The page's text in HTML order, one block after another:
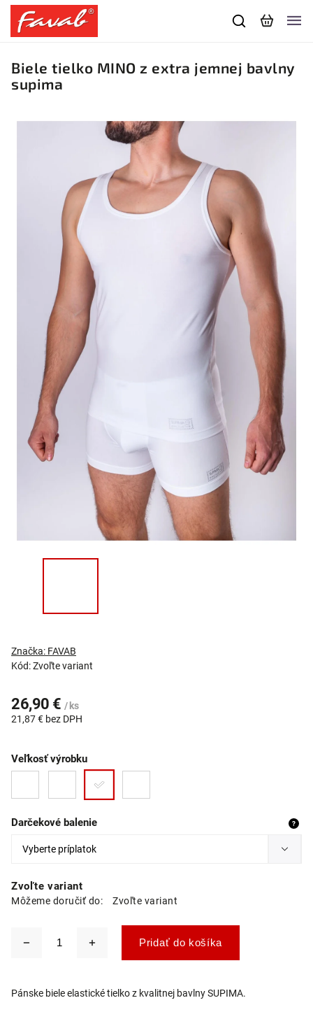
Biele tielko MINO z extra jemnej bavlny
supima
Kód:Zvoľte variant
Značka: FAVAB
26,90 € / ks
21,87 € bez DPH
Zvoľte variant
Môžeme doručiť do: Zvoľte variant
Veľkosť výrobku
Darčekové balenie ?
Pridať do košíka
Pánske biele elastické tielko z kvalitnej bavlny SUPIMA.